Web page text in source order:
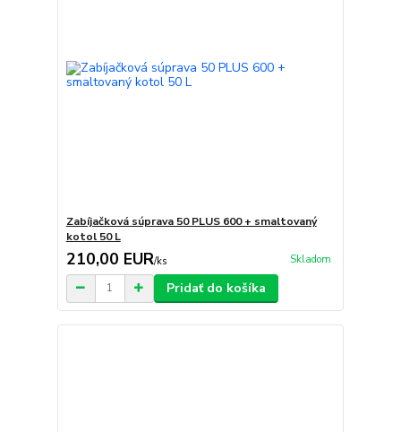
Zabíjačková súprava 50 PLUS 600 + smaltovaný
kotol 50 L
210,00 EUR/ks Skladom
Pridať do košíka